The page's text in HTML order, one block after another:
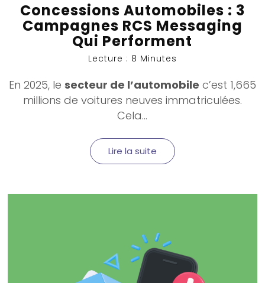
Concessions Automobiles : 3
Campagnes RCS Messaging
Qui Performent
Lecture : 8 Minutes
En 2025, le secteur de l’automobile c’est 1,665
millions de voitures neuves immatriculées.
Cela...
Lire la suite